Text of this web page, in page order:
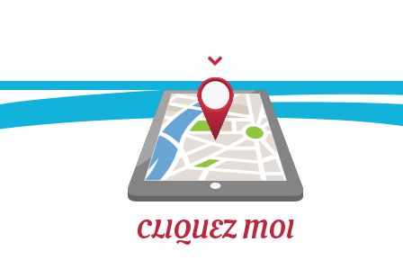
CLIQUEZ MOI